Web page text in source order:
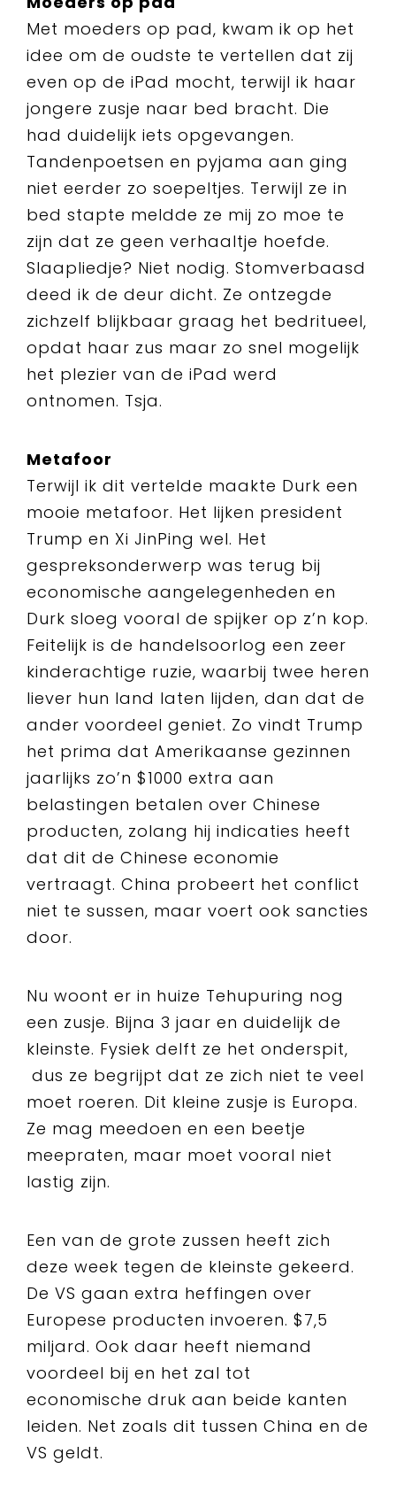
Met moeders op pad, kwam ik op het
idee om de oudste te vertellen dat zij
even op de iPad mocht, terwijl ik haar
jongere zusje naar bed bracht. Die
had duidelijk iets opgevangen.
Tandenpoetsen en pyjama aan ging
niet eerder zo soepeltjes. Terwijl ze in
bed stapte meldde ze mij zo moe te
zijn dat ze geen verhaaltje hoefde.
Slaapliedje? Niet nodig. Stomverbaasd
deed ik de deur dicht. Ze ontzegde
zichzelf blijkbaar graag het bedritueel,
opdat haar zus maar zo snel mogelijk
het plezier van de iPad werd
ontnomen. Tsja.
Metafoor
Terwijl ik dit vertelde maakte Durk een
mooie metafoor. Het lijken president
Trump en Xi JinPing wel. Het
gespreksonderwerp was terug bij
economische aangelegenheden en
Durk sloeg vooral de spijker op z’n kop.
Feitelijk is de handelsoorlog een zeer
kinderachtige ruzie, waarbij twee heren
liever hun land laten lijden, dan dat de
ander voordeel geniet. Zo vindt Trump
het prima dat Amerikaanse gezinnen
jaarlijks zo’n $1000 extra aan
belastingen betalen over Chinese
producten, zolang hij indicaties heeft
dat dit de Chinese economie
vertraagt. China probeert het conflict
niet te sussen, maar voert ook sancties
door.
Nu woont er in huize Tehupuring nog
een zusje. Bijna 3 jaar en duidelijk de
kleinste. Fysiek delft ze het onderspit,
dus ze begrijpt dat ze zich niet te veel
moet roeren. Dit kleine zusje is Europa.
Ze mag meedoen en een beetje
meepraten, maar moet vooral niet
lastig zijn.
Een van de grote zussen heeft zich
deze week tegen de kleinste gekeerd.
De VS gaan extra heffingen over
Europese producten invoeren. $7,5
miljard. Ook daar heeft niemand
voordeel bij en het zal tot
economische druk aan beide kanten
leiden. Net zoals dit tussen China en de
VS geldt.